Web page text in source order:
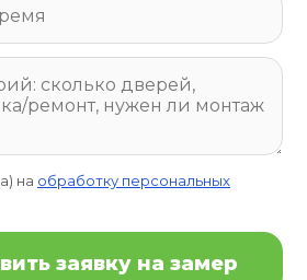
на обработку персональных
заявку на замер